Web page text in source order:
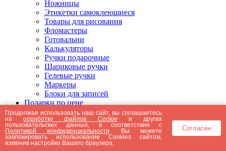
Ножницы
Этикетки самоклеющиеся
Товары для рисования
Фломастеры
Готовальни
Калькуляторы
Ручки подарочные
Шариковые ручки
Гелевые ручки
Маркеры
Блоки для записей
Подарки по цене
Подарки от 5000 рублей
Подарки до 5000 рублей
Подарки до 3000 рублей
Подарки до 2000 рублей
Подарки до 1000 рублей
Продолжая использовать наш сайт, вы соглашаетесь
наобработку файлов Cookie и других
пользовательских данных, в соответствии с
Политикой конфиденциальности . Вы можете
заблокировать использование Cookies сайтом,
изменив настройки Вашего браузера.
Согласен